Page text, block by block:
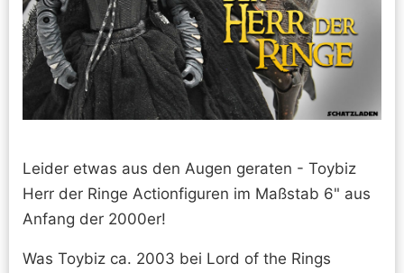
Leider etwas aus den Augen geraten - Toybiz
Herr der Ringe Actionfiguren im Maßstab 6" aus
Anfang der 2000er!
Was Toybiz ca. 2003 bei Lord of the Rings